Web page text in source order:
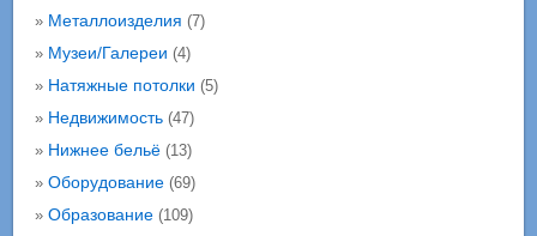
» Металлоизделия (7)
» Музеи/Галереи (4)
» Натяжные потолки (5)
» Недвижимость(47)
» Нижнее бельё(13)
» Оборудование(69)
» Образование(109)